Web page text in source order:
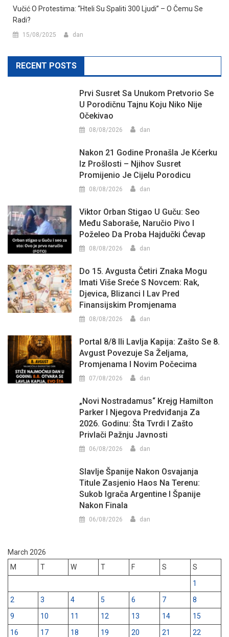
Vučić O Protestima: “Hteli Su Spaliti 300 Ljudi” – O Čemu Se
Radi?
15/08/2025 dan
RECENT POSTS
Prvi Susret Sa Unukom Pretvorio Se
U Porodičnu Tajnu Koju Niko Nije
Očekivao
08/08/2026 dan
Nakon 21 Godine Pronašla Je Kćerku
Iz Prošlosti – Njihov Susret
Promijenio Je Cijelu Porodicu
08/08/2026 dan
Viktor Orban Stigao U Guču: Seo
Među Saboraše, Naručio Pivo I
Poželeo Da Proba Hajdučki Ćevap
08/08/2026 dan
Do 15. Avgusta Četiri Znaka Mogu
Imati Više Sreće S Novcem: Rak,
Djevica, Blizanci I Lav Pred
Finansijskim Promjenama
08/08/2026 dan
Portal 8/8 Ili Lavlja Kapija: Zašto Se 8.
Avgust Povezuje Sa Željama,
Promjenama I Novim Počecima
07/08/2026 dan
„Novi Nostradamus“ Krejg Hamilton
Parker I Njegova Predviđanja Za
2026. Godinu: Šta Tvrdi I Zašto
Privlači Pažnju Javnosti
06/08/2026 dan
Slavlje Španije Nakon Osvajanja
Titule Zasjenio Haos Na Terenu:
Sukob Igrača Argentine I Španije
Nakon Finala
06/08/2026 dan
March 2026
M
T W T F S
S
1
2
3 4 5 6 7
8
9
10 11 12 13 14
15
16
17 18 19 20 21
22